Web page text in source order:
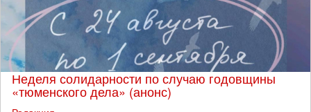
Неделя солидарности по случаю годовщины
«тюменского дела» (анонс)